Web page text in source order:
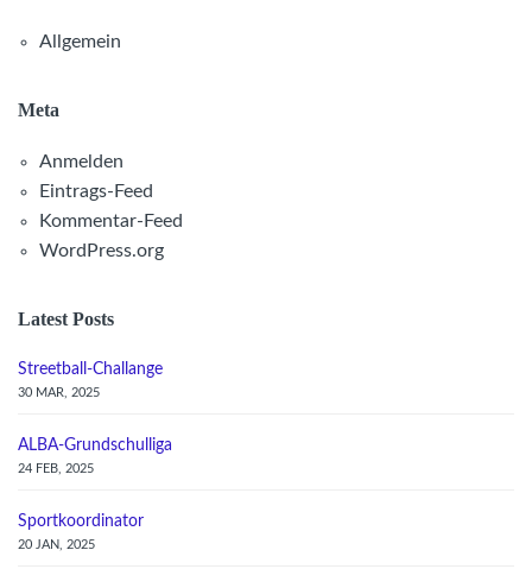
Allgemein
Meta
Anmelden
Eintrags-Feed
Kommentar-Feed
WordPress.org
Latest Posts
Streetball-Challange
30 MAR, 2025
ALBA-Grundschulliga
24 FEB, 2025
Sportkoordinator
20 JAN, 2025